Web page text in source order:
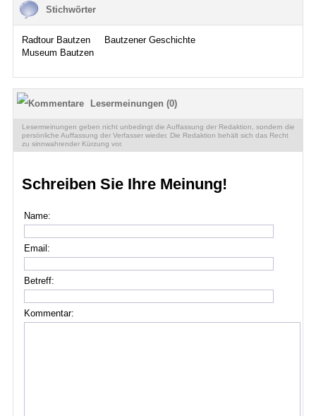
Stichwörter
Radtour Bautzen
Bautzener Geschichte
Museum Bautzen
Lesermeinungen (0)
Lesermeinungen geben nicht unbedingt die Auffassung der Redaktion, sondern die
persönliche Auffassung der Verfasser wieder. Die Redaktion behält sich das Recht
zu sinnwahrender Kürzung vor.
Schreiben Sie Ihre Meinung!
Name:
Email:
Betreff:
Kommentar: